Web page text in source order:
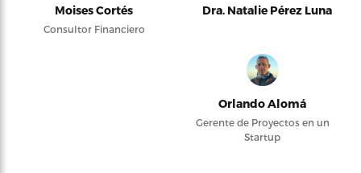
Moises Cortés
Consultor Financiero
Dra. Natalie Pérez Luna
Orlando Alomá
Gerente de Proyectos en un
Startup